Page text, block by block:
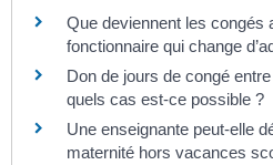
Que deviennent les congés
fonctionnaire qui change
Don de jours de congé
quels cas est-ce possible ?
Une enseignante peut-elle
maternité hors vacances